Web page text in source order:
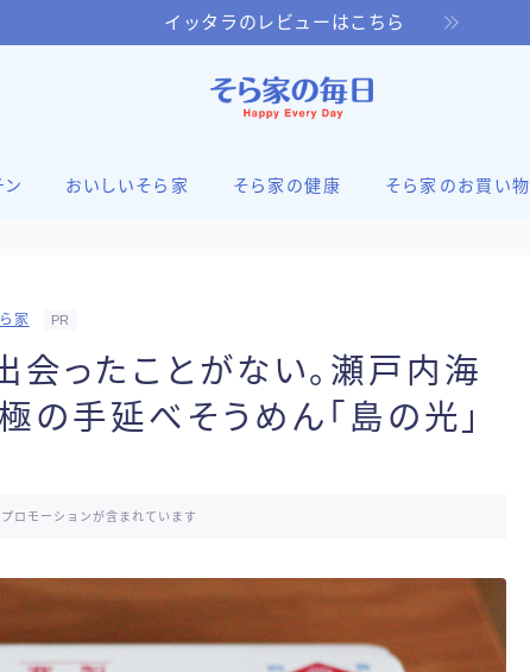
イッタラのレビューはこちら
ン おいしいそら家 そら家の健康 そら家のお買い物
家 PR
会ったことがない。瀬戸内海
手延べそうめん「島の光」
ロモーションが含まれています